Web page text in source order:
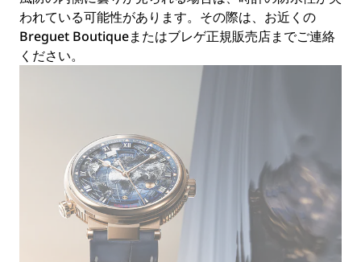
われている可能性があります。その際は、お近くの
Breguet Boutiqueまたはブレゲ正規販売店までご連絡
ください。